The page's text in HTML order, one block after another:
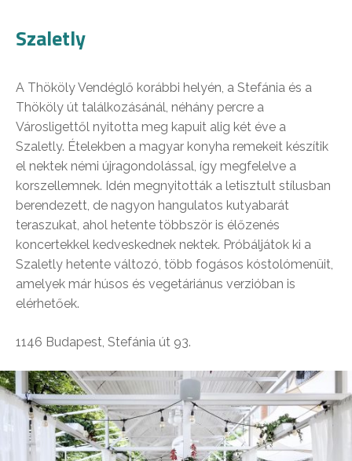
Szaletly
A Thököly Vendéglő korábbi helyén, a Stefánia és a
Thököly út találkozásánál, néhány percre a
Városligettől nyitotta meg kapuit alig két éve a
Szaletly. Ételekben a magyar konyha remekeit készítik
el nektek némi újragondolással, így megfelelve a
korszellemnek. Idén megnyitották a letisztult stílusban
berendezett, de nagyon hangulatos kutyabarát
teraszukat, ahol hetente többször is élőzenés
koncertekkel kedveskednek nektek. Próbáljátok ki a
Szaletly hetente változó, több fogásos kóstolómenüit,
amelyek már húsos és vegetáriánus verzióban is
elérhetőek.
1146 Budapest, Stefánia út 93.